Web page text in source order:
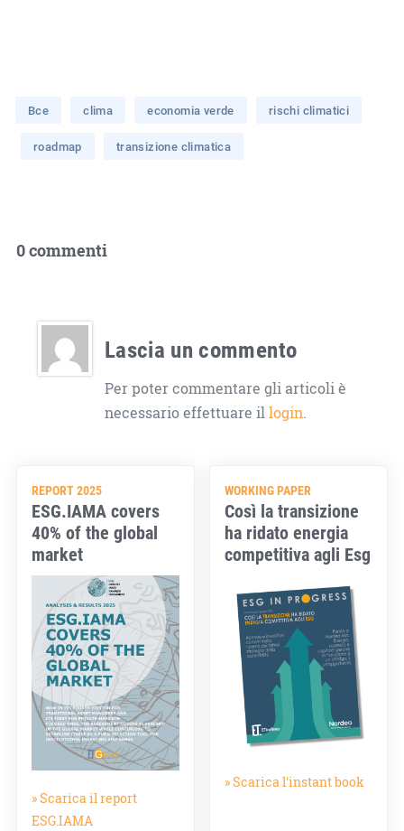
Bce clima economia verde rischi climatici
roadmap transizione climatica
0 commenti
Lascia un commento
Per poter commentare gli articoli è
necessario effettuare illogin.
REPORT 2025
ESG.IAMA covers
40% of the global
market
» Scarica il report
ESG.IAMA
WORKING PAPER
Così la transizione
ha ridato energia
competitiva agli Esg
» Scarica l'instant book